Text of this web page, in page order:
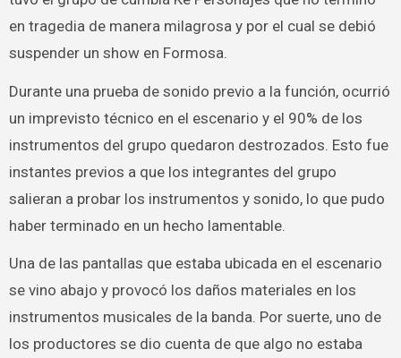
en tragedia de manera milagrosa y por el cual se debió
suspender un show en Formosa.
Durante una prueba de sonido previo a la función, ocurrió
un imprevisto técnico en el escenario y el 90% de los
instrumentos del grupo quedaron destrozados. Esto fue
instantes previos a que los integrantes del grupo
salieran a probar los instrumentos y sonido, lo que pudo
haber terminado en un hecho lamentable.
Una de las pantallas que estaba ubicada en el escenario
se vino abajo y provocó los daños materiales en los
instrumentos musicales de la banda. Por suerte, uno de
los productores se dio cuenta de que algo no estaba